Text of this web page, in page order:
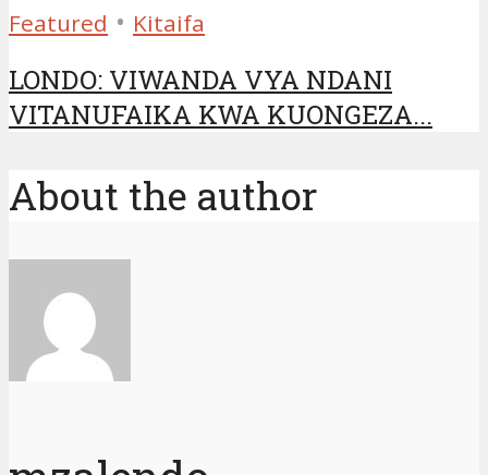
Featured • Kitaifa
LONDO: VIWANDA VYA NDANI
VITANUFAIKA KWA KUONGEZA...
About the author